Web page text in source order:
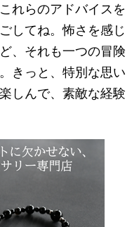
れらのアドバイスを
してね。怖さを感じ
、それも一つの冒険
きっと、特別な思い
しんで、素敵な経験